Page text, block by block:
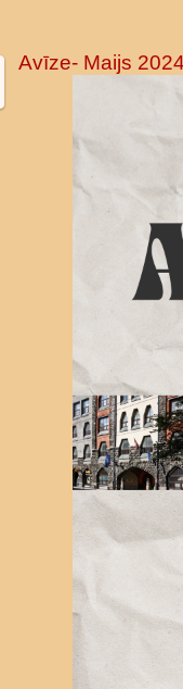
Avīze- Maijs